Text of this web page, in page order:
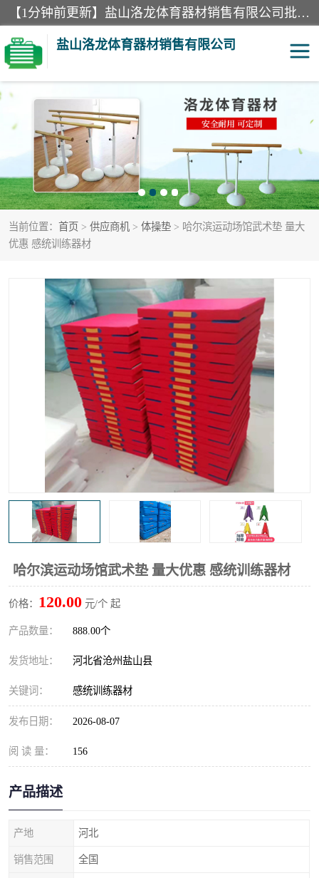
【1分钟前更新】盐山洛龙体育器材销售有限公司批量供应：300米障碍器材、400米障碍器材、部队训练器材、双杠、体操垫、舞蹈把杆等产品。盐山洛龙体育器材销售有限公司经过多年的发展，集研发，生产，销售，售后服务为一体. 奉行“质量，信誉，服务”的宗旨，以开拓创新的精神和真诚守信的态度积极进取。
盐山洛龙体育器材销售有限公司
当前位置： 首页 > 供应商机 > 体操垫 > 哈尔滨运动场馆武术垫 量大
优惠 感统训练器材
哈尔滨运动场馆武术垫 量大优惠 感统训练器材
价格： 120.00 元/个 起
产品数量： 888.00个
发货地址： 河北省沧州盐山县
关键词： 感统训练器材
发布日期： 2026-08-07
阅 读 量： 156
产品描述
产地 河北
销售范围 全国
单双杠 舞蹈把杆
400米障碍器材 体操垫
300米障碍器材 攀爬架
塑胶跑道 400米障碍器材1